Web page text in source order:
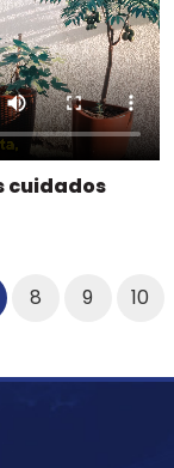
cuidados
8 9 10